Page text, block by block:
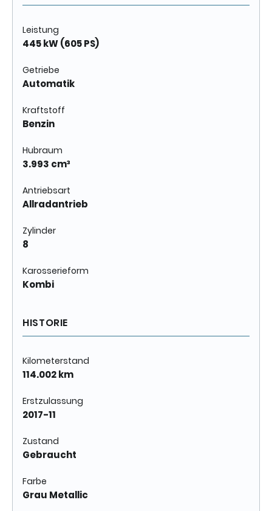
Leistung
445 kW (605 PS)
Getriebe
Automatik
Kraftstoff
Benzin
Hubraum
3.993 cm³
Antriebsart
Allradantrieb
Zylinder
8
Karosserieform
Kombi
HISTORIE
Kilometerstand
114.002 km
Erstzulassung
2017-11
Zustand
Gebraucht
Farbe
Grau Metallic